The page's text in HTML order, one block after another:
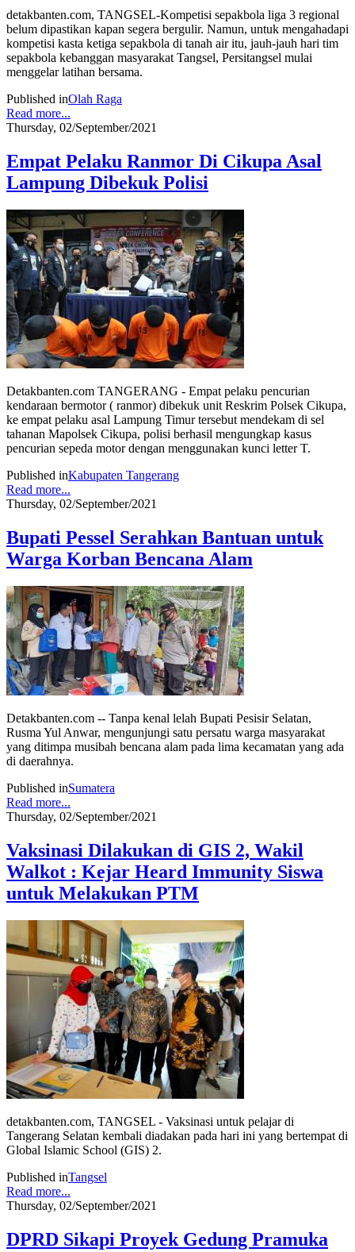
detakbanten.com, TANGSEL-Kompetisi sepakbola liga 3 regional
belum dipastikan kapan segera bergulir. Namun, untuk mengahadapi
kompetisi kasta ketiga sepakbola di tanah air itu, jauh-jauh hari tim
sepakbola kebanggan masyarakat Tangsel, Persitangsel mulai
menggelar latihan bersama.
Published inOlah Raga
Read more...
Thursday, 02/September/2021
Empat Pelaku Ranmor Di Cikupa Asal
Lampung Dibekuk Polisi
Detakbanten.com TANGERANG - Empat pelaku pencurian
kendaraan bermotor ( ranmor) dibekuk unit Reskrim Polsek Cikupa,
ke empat pelaku asal Lampung Timur tersebut mendekam di sel
tahanan Mapolsek Cikupa, polisi berhasil mengungkap kasus
pencurian sepeda motor dengan menggunakan kunci letter T.
Published inKabupaten Tangerang
Read more...
Thursday, 02/September/2021
Bupati Pessel Serahkan Bantuan untuk
Warga Korban Bencana Alam
Detakbanten.com -- Tanpa kenal lelah Bupati Pesisir Selatan,
Rusma Yul Anwar, mengunjungi satu persatu warga masyarakat
yang ditimpa musibah bencana alam pada lima kecamatan yang ada
di daerahnya.
Published inSumatera
Read more...
Thursday, 02/September/2021
Vaksinasi Dilakukan di GIS 2, Wakil
Walkot : Kejar Heard Immunity Siswa
untuk Melakukan PTM
detakbanten.com, TANGSEL - Vaksinasi untuk pelajar di
Tangerang Selatan kembali diadakan pada hari ini yang bertempat di
Global Islamic School (GIS) 2.
Published inTangsel
Read more...
Thursday, 02/September/2021
DPRD Sikapi Proyek Gedung Pramuka